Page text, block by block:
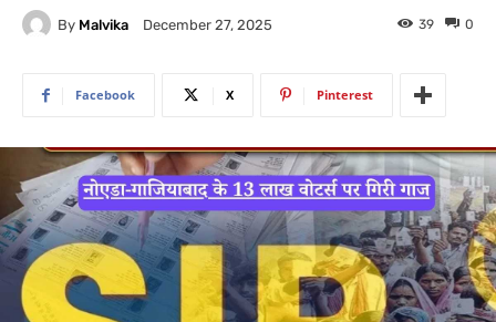
By Malvika December 27, 2025 0
39
Facebook X Pinterest